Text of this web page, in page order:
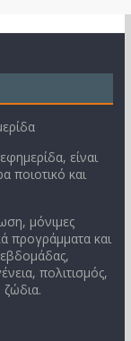
είναι
ποιοτικό και
μόνιμες
προγράμματα και
πολιτισμός,